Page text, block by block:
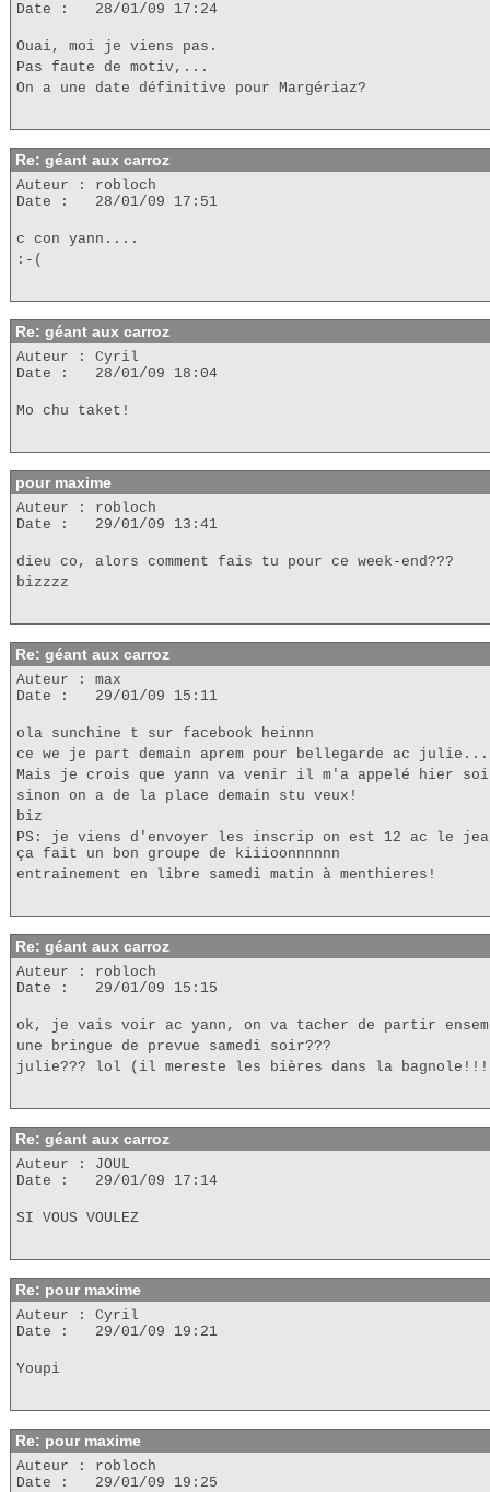
Date : 28/01/09 17:24
Ouai, moi je viens pas.
Pas faute de motiv,...
On a une date définitive pour Margériaz?
Re: géant aux carroz
Auteur : robloch
Date : 28/01/09 17:51
c con yann....
:-(
Re: géant aux carroz
Auteur : Cyril
Date : 28/01/09 18:04
Mo chu taket!
pour maxime
Auteur : robloch
Date : 29/01/09 13:41
dieu co, alors comment fais tu pour ce week-end???
bizzzz
Re: géant aux carroz
Auteur : max
Date : 29/01/09 15:11
ola sunchine t sur facebook heinnn
ce we je part demain aprem pour bellegarde ac julie...
Mais je crois que yann va venir il m'a appelé hier
sinon on a de la place demain stu veux!
biz
PS: je viens d'envoyer les inscrip on est 12 ac le
ça fait un bon groupe de kiiioonnnnnn
entrainement en libre samedi matin à menthieres!
Re: géant aux carroz
Auteur : robloch
Date : 29/01/09 15:15
ok, je vais voir ac yann, on va tacher de partir
une bringue de prevue samedi soir???
julie??? lol (il mereste les bières dans la
Re: géant aux carroz
Auteur : JOUL
Date : 29/01/09 17:14
SI VOUS VOULEZ
Re: pour maxime
Auteur : Cyril
Date : 29/01/09 19:21
Youpi
Re: pour maxime
Auteur : robloch
Date : 29/01/09 19:25